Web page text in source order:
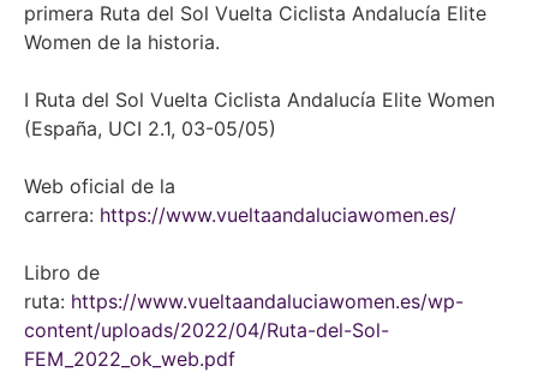
primera Ruta del Sol Vuelta Ciclista Andalucía Elite
Women de la historia.
I Ruta del Sol Vuelta Ciclista Andalucía Elite Women
(España, UCI 2.1, 03-05/05)
Web oficial de la
carrera: https://www.vueltaandaluciawomen.es/
Libro de
ruta: https://www.vueltaandaluciawomen.es/wp-
content/uploads/2022/04/Ruta-del-Sol-
FEM_2022_ok_web.pdf